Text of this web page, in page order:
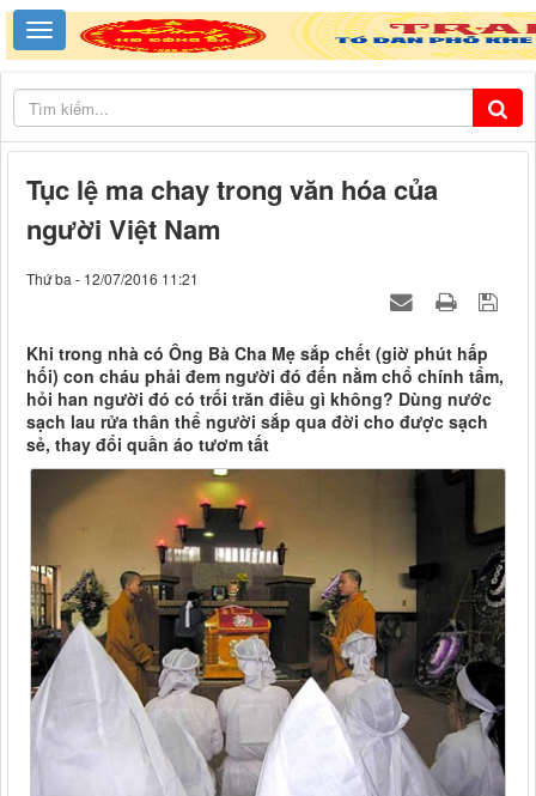
Tục lệ ma chay trong văn hóa của
người Việt Nam
Thứ ba - 12/07/2016 11:21
Khi trong nhà có Ông Bà Cha Mẹ sắp chết (giờ phút hấp
hối) con cháu phải đem người đó đến nằm chổ chính tẩm,
hỏi han người đó có trối trăn điều gì không? Dùng nước
sạch lau rửa thân thể người sắp qua đời cho được sạch
sẻ, thay đổi quần áo tươm tất